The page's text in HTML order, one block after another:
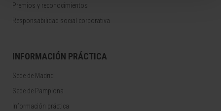
Premios y reconocimientos
Responsabilidad social corporativa
INFORMACIÓN PRÁCTICA
Sede de Madrid
Sede de Pamplona
Información práctica